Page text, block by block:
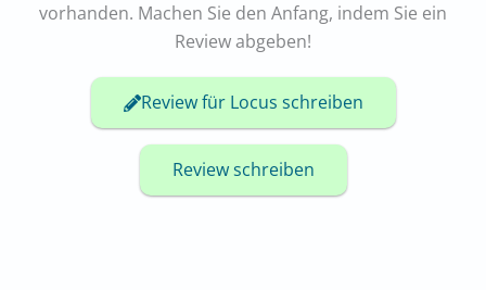
vorhanden. Machen Sie den Anfang, indem Sie ein
Review abgeben!
Review für Locus schreiben
Review schreiben